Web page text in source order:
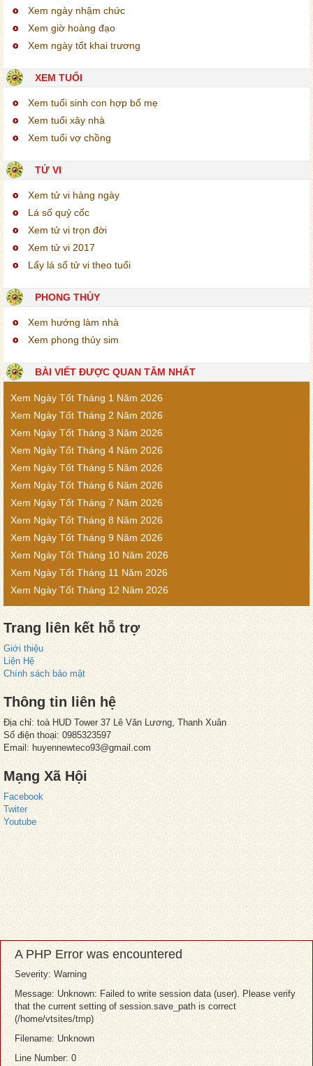
Xem ngày nhậm chức
Xem giờ hoàng đạo
Xem ngày tốt khai trương
XEM TUỔI
Xem tuổi sinh con hợp bố mẹ
Xem tuổi xây nhà
Xem tuổi vợ chồng
TỬ VI
Xem tử vi hàng ngày
Lá số quỷ cốc
Xem tử vi trọn đời
Xem tử vi 2017
Lấy lá số tử vi theo tuổi
PHONG THỦY
Xem hướng làm nhà
Xem phong thủy sim
BÀI VIẾT ĐƯỢC QUAN TÂM NHẤT
Xem Ngày Tốt Tháng 1 Năm 2026
Xem Ngày Tốt Tháng 2 Năm 2026
Xem Ngày Tốt Tháng 3 Năm 2026
Xem Ngày Tốt Tháng 4 Năm 2026
Xem Ngày Tốt Tháng 5 Năm 2026
Xem Ngày Tốt Tháng 6 Năm 2026
Xem Ngày Tốt Tháng 7 Năm 2026
Xem Ngày Tốt Tháng 8 Năm 2026
Xem Ngày Tốt Tháng 9 Năm 2026
Xem Ngày Tốt Tháng 10 Năm 2026
Xem Ngày Tốt Tháng 11 Năm 2026
Xem Ngày Tốt Tháng 12 Năm 2026
Trang liên kết hỗ trợ
Giới thiệu
Liện Hệ
Chính sách bảo mật
Thông tin liên hệ
Địa chỉ: toà HUD Tower 37 Lê Văn Lương, Thanh Xuân
Số điện thoại: 0985323597
Email: huyennewteco93@gmail.com
Mạng Xã Hội
Facebook
Twiter
Youtube
A PHP Error was encountered
Severity: Warning
Message: Unknown: Failed to write session data (user). Please verify
that the current setting of session.save_path is correct
(/home/vtsites/tmp)
Filename: Unknown
Line Number: 0